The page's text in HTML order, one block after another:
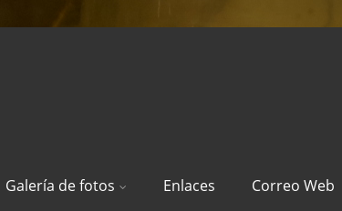
Galería de fotos Enlaces Correo Web